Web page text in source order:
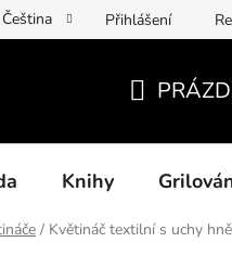
údajů Povinné informace
Čeština Přihlášení
KOŠÍK
Knihy
/ Květináč textilní s uchy